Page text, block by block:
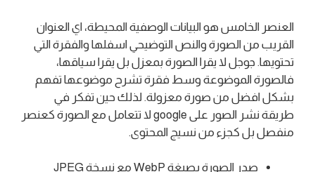
العنصر الخامس هو البيانات الوصفية المحيطة، اي العنوان
القريب من الصورة والنص التوضيحي اسفلها والفقرة التي
تحتويها. جوجل لا يقرا الصورة بمعزل بل يقرا سياقها،
فالصورة الموضوعة وسط فقرة تشرح موضوعها تفهم
بشكل افضل من صورة معزولة. لذلك حين تفكر في
طريقة نشر الصور على google لا تتعامل مع الصورة كعنصر
منفصل بل كجزء من نسيج المحتوى.
صدر الصورة بصيغة WebP مع نسخة JPEG